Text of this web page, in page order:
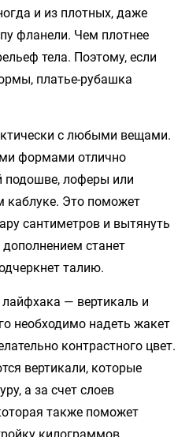
и из плотных, даже
фланели. Чем плотнее
тела. Поэтому, если
платье-рубашка
с любыми вещами.
формами отлично
подошве, лоферы или
каблуке. Это поможет
сантиметров и вытянуть
станет
талию.
— вертикаль и
необходимо надеть жакет
контрастного цвет.
вертикали, которые
а за счет слоев
также поможет